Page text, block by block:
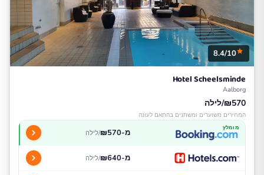
8.4/10
Hotel Scheelsminde
Aalborg
₪570/לילה
המחירים משוערים ומשתנים בהתאם לעונה
מומלץ מ-₪570 /לילה
מ-₪640 /לילה